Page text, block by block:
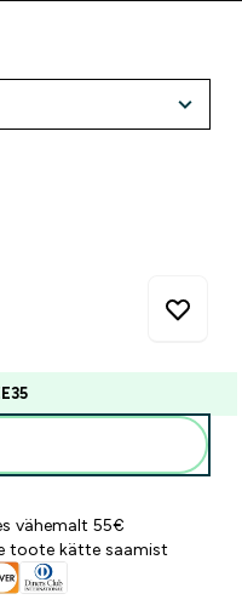
vähemalt 55€
toote kätte saamist